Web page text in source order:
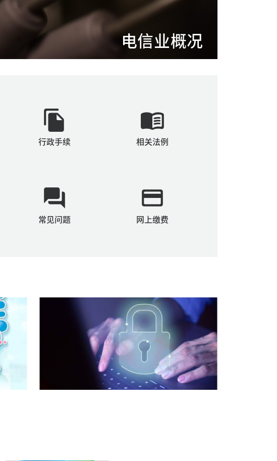
电信业概况
file_copy
行政手续
menu_book
相关法例
question_answer
常见问题
payment
网上缴费